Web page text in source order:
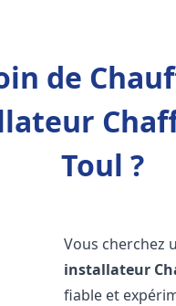
de
Toul ?
Vous cherchez
installateur
fiable et